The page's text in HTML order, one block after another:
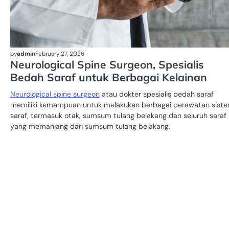
byadminFebruary 27, 2026
Neurological Spine Surgeon, Spesialis
Bedah Saraf untuk Berbagai Kelainan
Neurological spine surgeon atau dokter spesialis bedah saraf
memiliki kemampuan untuk melakukan berbagai perawatan
saraf, termasuk otak, sumsum tulang belakang dan seluruh saraf
yang memanjang dari sumsum tulang belakang.